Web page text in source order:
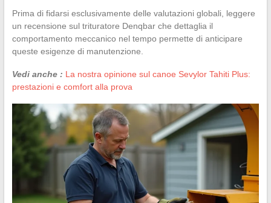
Prima di fidarsi esclusivamente delle valutazioni globali, leggere
un recensione sul trituratore Denqbar che dettaglia il
comportamento meccanico nel tempo permette di anticipare
queste esigenze di manutenzione.
Vedi anche : La nostra opinione sul canoe Sevylor Tahiti Plus:
prestazioni e comfort alla prova